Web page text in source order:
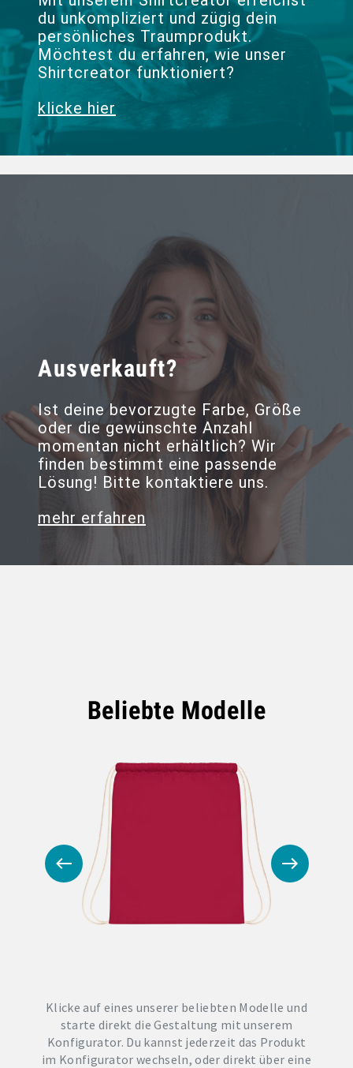
du unkompliziert und zügig dein
persönliches Traumprodukt.
Möchtest du erfahren, wie unser
Shirtcreator funktioniert?
klicke hier
Ausverkauft?
Ist deine bevorzugte Farbe, Größe
oder die gewünschte Anzahl
momentan nicht erhältlich? Wir
finden bestimmt eine passende
Lösung! Bitte kontaktiere uns.
mehr erfahren
Beliebte Modelle
Klicke auf eines unserer beliebten Modelle und
starte direkt die Gestaltung mit unserem
Konfigurator. Du kannst jederzeit das Produkt
im Konfigurator wechseln, oder direkt über eine